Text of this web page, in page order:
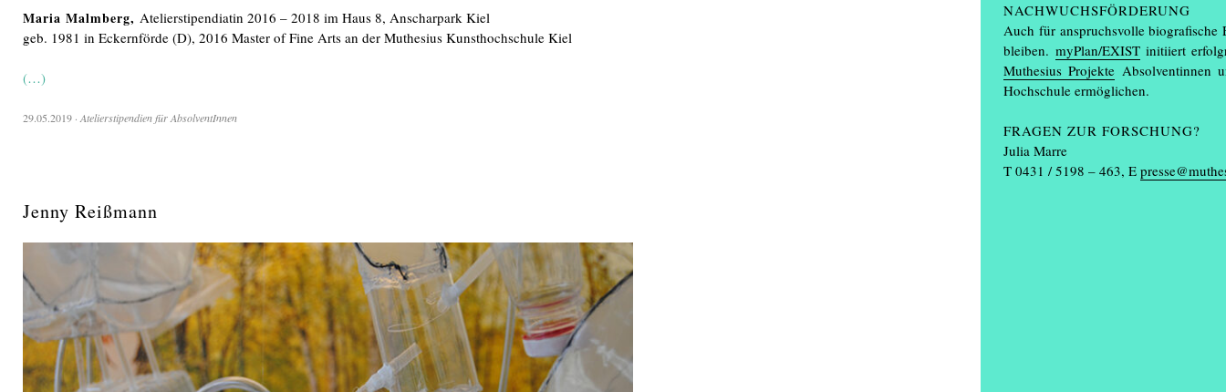
Maria Malmberg, Atelierstipendiatin 2016 – 2018 im Haus 8, Anscharpark Kiel
geb. 1981 in Eckernförde (D), 2016 Master of Fine Arts an der Muthesius Kunsthochschule Kiel
(…)
29.05.2019 · Atelierstipendien für AbsolventInnen
Jenny Reißmann
NACHWUCHSFÖRDERUNG
Auch für anspruchsvolle
bleiben. myPlan/EXISTinitiiert
Muthesius Projekte Absolventinnen
Hochschule ermöglichen.
FRAGEN ZUR FORSCHUNG?
Julia Marre
T 0431 / 5198 – 463, E